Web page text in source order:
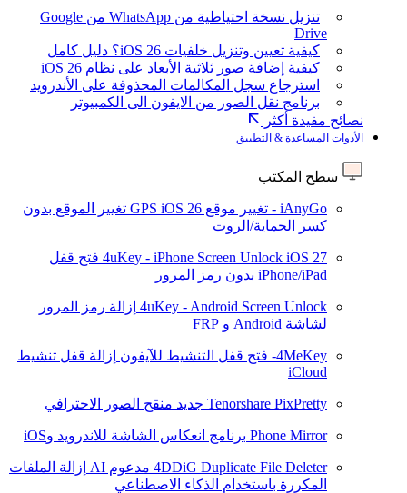
تنزيل نسخة احتياطية من WhatsApp من Google
Drive
كيفية تعيين وتنزيل خلفيات iOS 26؟ دليل كامل
كيفية إضافة صور ثلاثية الأبعاد على نظام iOS 26
استرجاع سجل المكالمات المحذوفة على الأندرويد
برنامج نقل الصور من الايفون الى الكمبيوتر
نصائح مفيدة أكثر
الأدوات المساعدة & التطبيق
سطح المكتب
iAnyGo - تغيير موقع GPS iOS 26
تغيير الموقع بدون
كسر الحماية/الروت
4uKey - iPhone Screen Unlock iOS 27
فتح قفل
iPhone/iPad بدون رمز المرور
4uKey - Android Screen Unlock إزالة رمز المرور
لشاشة Android و FRP
4MeKey- فتح قفل التنشيط للآيفون
إزالة قفل تنشيط
iCloud
Tenorshare PixPretty جديد منقح الصور الاحترافي
Phone Mirror برنامج انعكاس الشاشة للاندرويد وiOS
4DDiG Duplicate File Deleter مدعوم AI
إزالة الملفات
المكررة باستخدام الذكاء الاصطناعي